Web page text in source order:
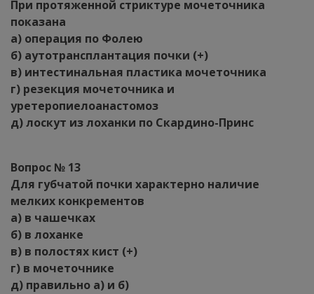
При протяженной стриктуре мочеточника
показана
а) операция по Фолею
б) аутотрансплантация почки (+)
в) интестинальная пластика мочеточника
г) резекция мочеточника и
уретеропиелоанастомоз
д) лоскут из лоханки по Скардино-Принс
Вопрос № 13
Для губчатой почки характерно наличие
мелких конкрементов
а) в чашечках
б) в лоханке
в) в полостях кист (+)
г) в мочеточнике
д) правильно а) и б)